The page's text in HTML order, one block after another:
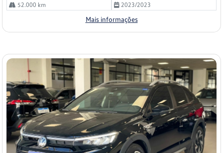
52.000 km 2023/2023
Mais informações